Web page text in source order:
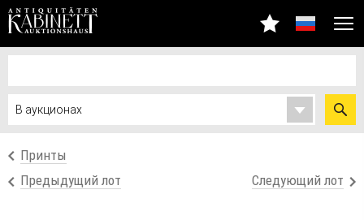
Принты
Предыдущий лот
Следующий лот